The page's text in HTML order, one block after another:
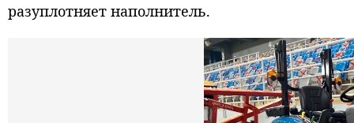
разуплотняет наполнитель.